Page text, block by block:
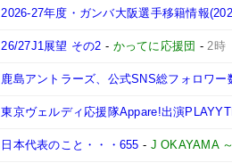
2026-27年度・ガンバ大阪選手移籍情報
26/27J1展望 その2 - かってに応援団 -2時
鹿島アントラーズ、公式SNS総フォロワー
東京ヴェルディ応援隊Appare!出演
日本代表のこと・・・655 - J OKAYAMA